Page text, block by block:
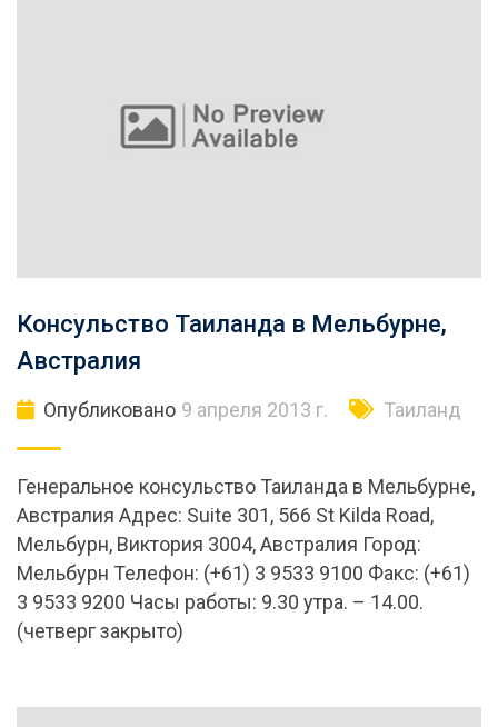
Консульство Таиланда в Мельбурне,
Австралия
Опубликовано 9 апреля 2013 г. Таиланд
Генеральное консульство Таиланда в Мельбурне,
Австралия Адрес: Suite 301, 566 St Kilda Road,
Мельбурн, Виктория 3004, Австралия Город:
Мельбурн Телефон: (+61) 3 9533 9100 Факс: (+61)
3 9533 9200 Часы работы: 9.30 утра. – 14.00.
(четверг закрыто)